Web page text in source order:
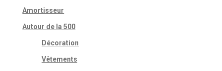
Amortisseur
Autour de la 500
Décoration
Vêtements